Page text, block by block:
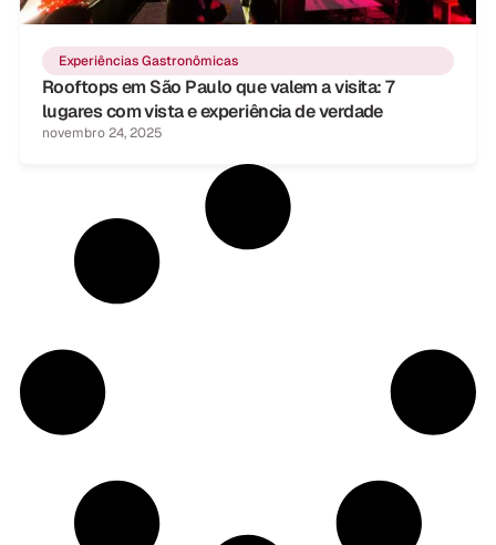
Experiências Gastronômicas
Rooftops em São Paulo que valem a visita: 7
lugares com vista e experiência de verdade
novembro 24, 2025